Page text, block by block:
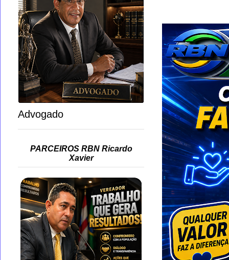
Advogado
PARCEIROS RBN Ricardo
Xavier